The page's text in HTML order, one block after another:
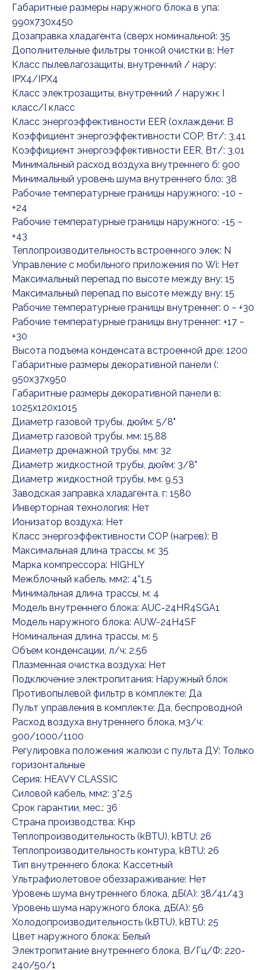
Габаритные размеры наружного блока в упа:
990x730x450
Дозаправка хладагента (сверх номинальной: 35
Дополнительные фильтры тонкой очистки в: Нет
Класс пылевлагозащиты, внутренний / нару:
IPX4/IPX4
Класс электрозащиты, внутренний / наружн: I
класс/I класс
Класс энергоэффективности EER (охлаждени: B
Коэффициент энергоэффективности COP, Вт/: 3,41
Коэффициент энергоэффективности EER, Вт/: 3,01
Минимальный расход воздуха внутреннего б: 900
Минимальный уровень шума внутреннего бло: 38
Рабочие температурные границы наружного: -10 ~
+24
Рабочие температурные границы наружного: -15 ~
+43
Теплопроизводительность встроенного элек: N
Управление c мобильного приложения по Wi: Нет
Максимальный перепад по высоте между вну: 15
Максимальный перепад по высоте между вну: 15
Рабочие температурные границы внутреннег: 0 ~ +30
Рабочие температурные границы внутреннег: +17 ~
+30
Высота подъема конденсата встроенной дре: 1200
Габаритные размеры декоративной панели (:
950x37x950
Габаритные размеры декоративной панели в:
1025x120x1015
Диаметр газовой трубы, дюйм: 5/8"
Диаметр газовой трубы, мм: 15,88
Диаметр дренажной трубы, мм: 32
Диаметр жидкостной трубы, дюйм: 3/8"
Диаметр жидкостной трубы, мм: 9,53
Заводская заправка хладагента, г: 1580
Инверторная технология: Нет
Ионизатор воздуха: Нет
Класс энергоэффективности COP (нагрев): B
Максимальная длина трассы, м: 35
Марка компрессора: HIGHLY
Межблочный кабель, мм2: 4*1,5
Минимальная длина трассы, м: 4
Модель внутреннего блока: AUC-24HR4SGA1
Модель наружного блока: AUW-24H4SF
Номинальная длина трассы, м: 5
Объем конденсации, л/ч: 2,56
Плазменная очистка воздуха: Нет
Подключение электропитания: Наружный блок
Противопылевой фильтр в комплекте: Да
Пульт управления в комплекте: Да, беспроводной
Расход воздуха внутреннего блока, м3/ч:
900/1000/1100
Регулировка положения жалюзи с пульта ДУ: Только
горизонтальные
Серия: HEAVY CLASSIC
Силовой кабель, мм2: 3*2,5
Срок гарантии, мес.: 36
Страна производства: Кнр
Теплопроизводительность (kBTU), kBTU: 26
Теплопроизводительность контура, kBTU: 26
Тип внутреннего блока: Кассетный
Ультрафиолетовое обеззараживание: Нет
Уровень шума внутреннего блока, дБ(А): 38/41/43
Уровень шума наружного блока, дБ(А): 56
Холодопроизводительность (kBTU), kBTU: 25
Цвет наружного блока: Белый
Электропитание внутреннего блока, В/Гц/Ф: 220-
240/50/1